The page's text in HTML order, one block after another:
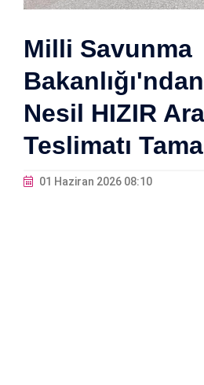
Milli Savunma
Nesil HIZIR
Teslimatı
01 Haziran 2026 08:10